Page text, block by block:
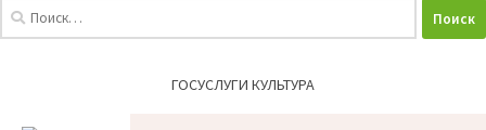
ГОСУСЛУГИ КУЛЬТУРА